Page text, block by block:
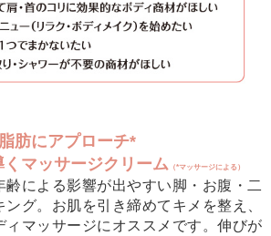
脂肪にアプローチ*
マッサージクリーム （*マッサージによる）
齢による影響が出やすい脚・お腹・二
グ。お肌を引き締めてキメを整え、
ィマッサージにオススメです。伸びが